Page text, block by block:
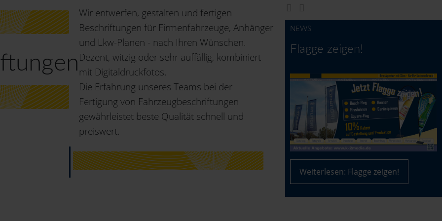
Wir entwerfen, gestalten und fertigen
Beschriftungen für Firmenfahrzeuge, Anhänger
und Lkw-Planen - nach Ihren Wünschen.
Dezent, witzig oder sehr auffällig, kombiniert
mit Digitaldruckfotos.
Die Erfahrung unseres Teams bei der
Fertigung von Fahrzeugbeschriftungen
gewährleistet beste Qualität schnell und
preiswert.
NEWS
Flagge zeigen!
Weiterlesen: Flagge zeigen!